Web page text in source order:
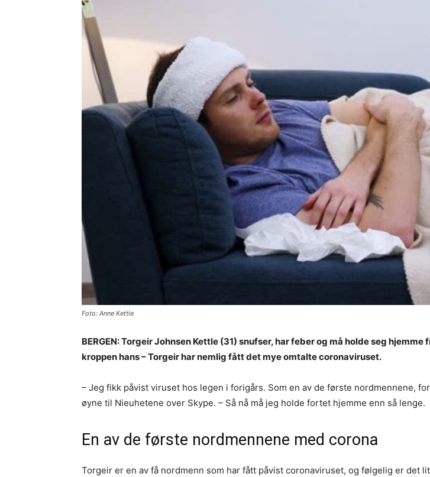
Foto: Anne Kettle
BERGEN: Torgeir Johnsen Kettle (31) snufser, har feber og må holde seg
kroppen hans – Torgeir har nemlig fått det mye omtalte coronaviruset.
– Jeg fikk påvist viruset hos legen i forigårs. Som en av de første nordmennene,
øyne til Nieuhetene over Skype. – Så nå må jeg holde fortet hjemme enn så lenge.
En av de første nordmennene med corona
Torgeir er en av få nordmenn som har fått påvist coronaviruset, og følgelig er det